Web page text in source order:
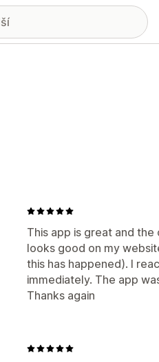
This app is great and
looks good on my
this has happened). I
immediately. The app
Thanks again